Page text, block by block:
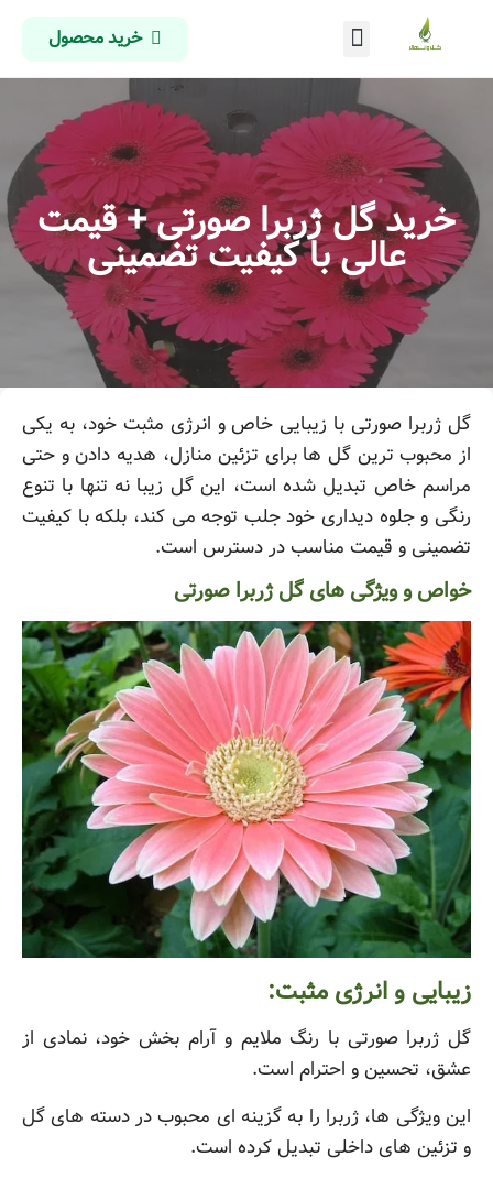
خرید محصول
خرید گل ژربرا صورتی + قیمت
عالی با کیفیت تضمینی
گل ژربرا صورتی با زیبایی خاص و انرژی مثبت خود، به یکی
از محبوب ترین گل ها برای تزئین منازل، هدیه دادن و حتی
مراسم خاص تبدیل شده است، این گل زیبا نه تنها با تنوع
رنگی و جلوه دیداری خود جلب توجه می کند، بلکه با کیفیت
تضمینی و قیمت مناسب در دسترس است.
خواص و ویژگی های گل ژربرا صورتی
زیبایی و انرژی مثبت:
گل ژربرا صورتی با رنگ ملایم و آرام بخش خود، نمادی از
عشق، تحسین و احترام است.
این ویژگی ها، ژربرا را به گزینه ای محبوب در دسته های گل
و تزئین های داخلی تبدیل کرده است.